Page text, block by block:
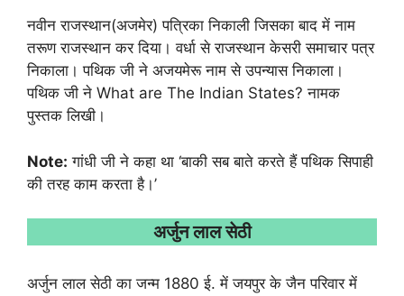
नवीन राजस्थान(अजमेर) पत्रिका निकाली जिसका बाद में नाम
तरूण राजस्थान कर दिया। वर्धा से राजस्थान केसरी समाचार पत्र
निकाला। पथिक जी ने अजयमेरू नाम से उपन्यास निकाला।
पथिक जी ने What are The Indian States? नामक
पुस्तक लिखी।
Note: गांधी जी ने कहा था ‘बाकी सब बाते करते हैं पथिक सिपाही
की तरह काम करता है।’
अर्जुन लाल सेठी
अर्जुन लाल सेठी का जन्म 1880 ई. में जयपुर के जैन परिवार में